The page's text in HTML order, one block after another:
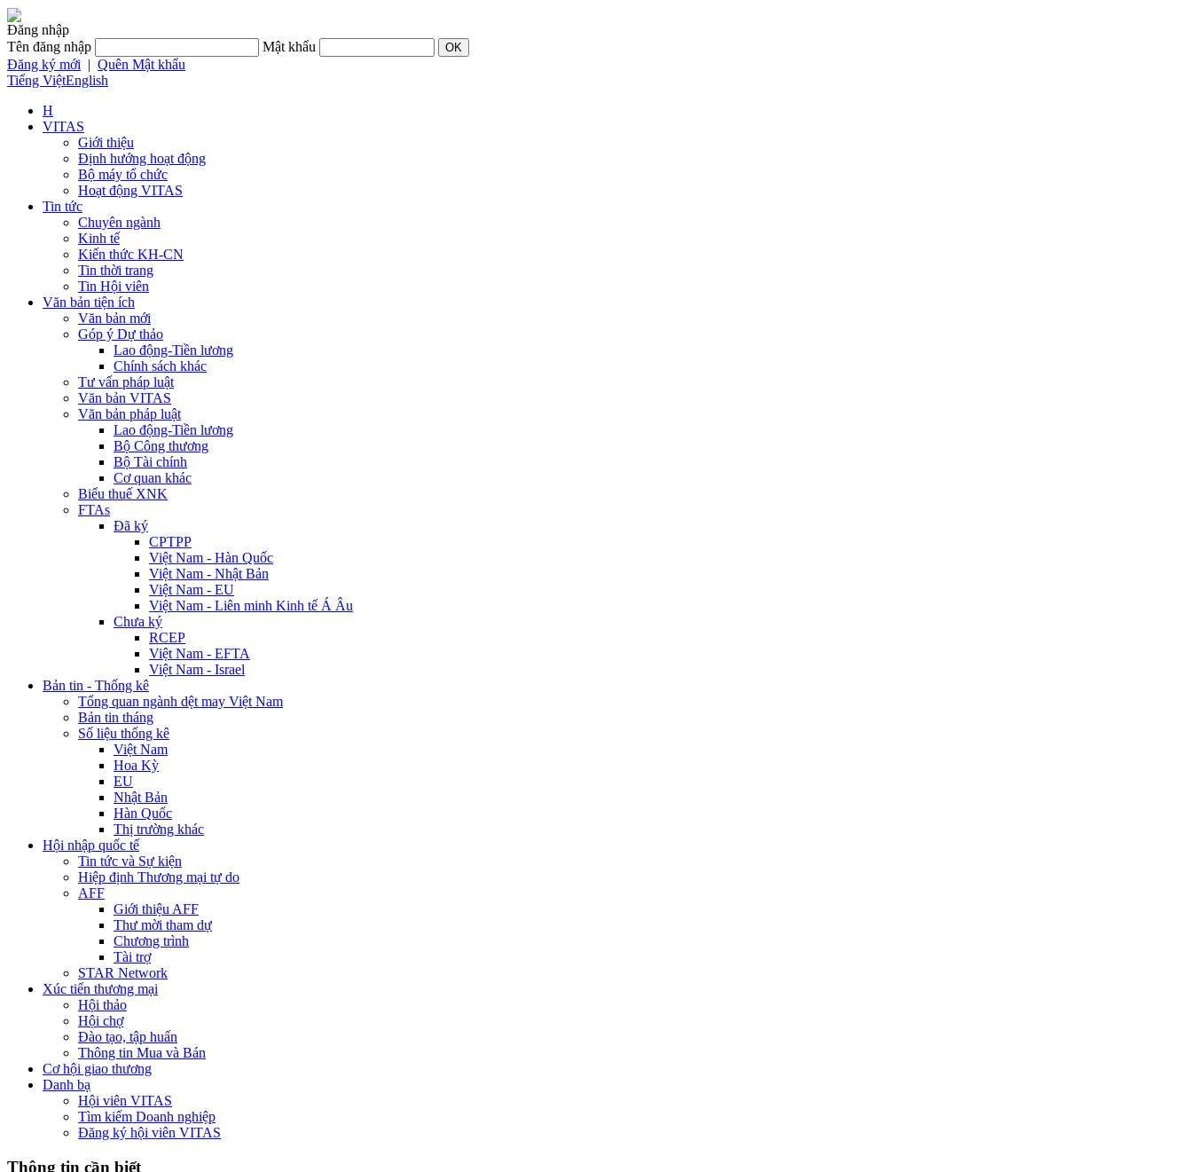
Đăng nhập
Tên đăng nhập
Mật khẩu
Đăng ký mới | Quên Mật khẩu
Tiếng ViệtEnglish
H
VITAS
Giới thiệu
Định hướng hoạt động
Bộ máy tổ chức
Hoạt động VITAS
Tin tức
Chuyên ngành
Kinh tế
Kiến thức KH-CN
Tin thời trang
Tin Hội viên
Văn bản tiện ích
Văn bản mới
Góp ý Dự thảo
Lao động-Tiền lương
Chính sách khác
Tư vấn pháp luật
Văn bản VITAS
Văn bản pháp luật
Lao động-Tiền lương
Bộ Công thương
Bộ Tài chính
Cơ quan khác
Biểu thuế XNK
FTAs
Đã ký
CPTPP
Việt Nam - Hàn Quốc
Việt Nam - Nhật Bản
Việt Nam - EU
Việt Nam - Liên minh Kinh tế Á Âu
Chưa ký
RCEP
Việt Nam - EFTA
Việt Nam - Israel
Bản tin - Thống kê
Tổng quan ngành dệt may Việt Nam
Bản tin tháng
Số liệu thống kê
Việt Nam
Hoa Kỳ
EU
Nhật Bản
Hàn Quốc
Thị trường khác
Hội nhập quốc tế
Tin tức và Sự kiện
Hiệp định Thương mại tự do
AFF
Giới thiệu AFF
Thư mời tham dự
Chương trình
Tài trợ
STAR Network
Xúc tiến thương mại
Hội thảo
Hội chợ
Đào tạo, tập huấn
Thông tin Mua và Bán
Cơ hội giao thương
Danh bạ
Hội viên VITAS
Tìm kiếm Doanh nghiệp
Đăng ký hội viên VITAS
Thông tin cần biết